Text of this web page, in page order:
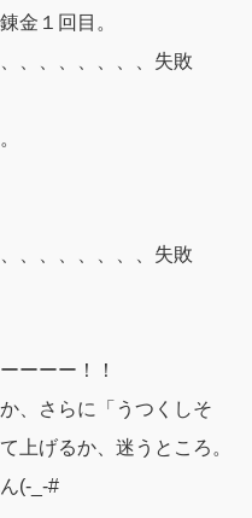
金１回目。
、、、、、、、 失敗
、、、、、、、 失敗
ーーー！！
、さらに「うつくしそ
上げるか、迷うところ。
(-_-#